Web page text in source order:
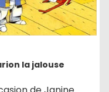
la jalouse